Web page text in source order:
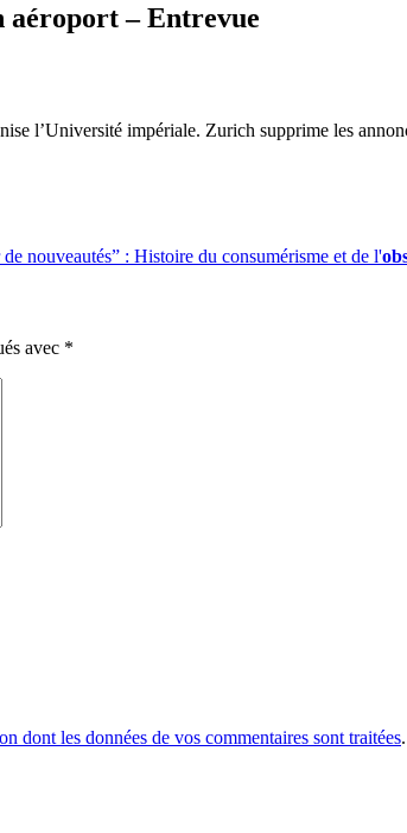
aéroport – Entrevue
l’Université impériale. Zurich supprime les
nouveautés” : Histoire du consumérisme et de l'
avec *
dont les données de vos commentaires sont traitées.